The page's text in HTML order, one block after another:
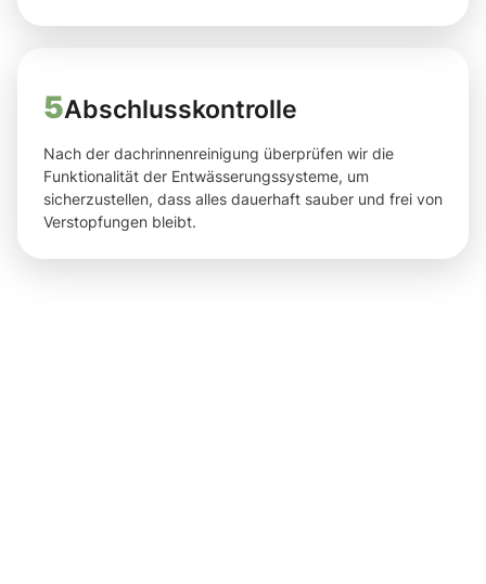
5Abschlusskontrolle
Nach der dachrinnenreinigung überprüfen wir die
Funktionalität der Entwässerungssysteme, um
sicherzustellen, dass alles dauerhaft sauber und frei von
Verstopfungen bleibt.